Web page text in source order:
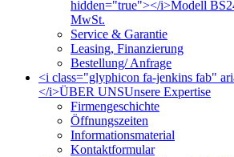
hidden="true"></i>Modell
MwSt.
Service & Garantie
Leasing, Finanzierung
Bestellung/ Anfrage
<i class="glyphicon fa-jenkins fab"
</i>ÜBER UNSUnsere Expertise
Firmengeschichte
Öffnungszeiten
Informationsmaterial
Kontaktformular